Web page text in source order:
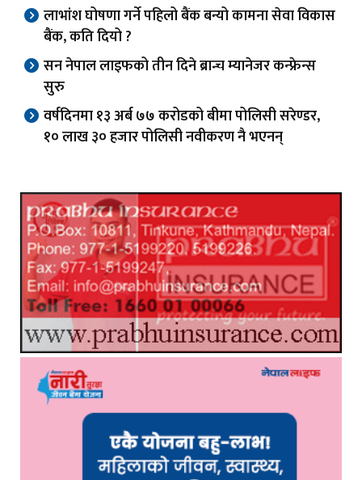
लाभांश घोषणा गर्ने पहिलो बैंक बन्यो कामना सेवा विकास
बैंक, कति दियो ?
सन नेपाल लाइफको तीन दिने ब्रान्च म्यानेजर कन्फ्रेन्स
सुरु
वर्षदिनमा १३ अर्ब ७७ करोडको बीमा पोलिसी सरेण्डर,
१० लाख ३० हजार पोलिसी नवीकरण नै भएनन्